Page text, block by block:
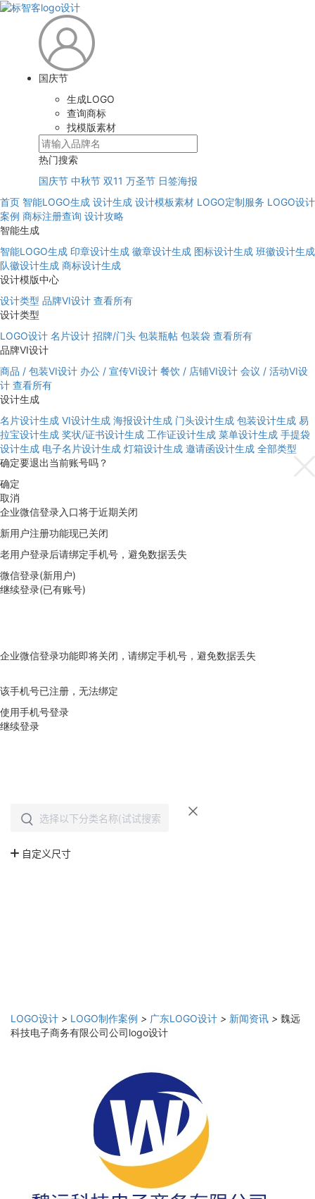
国庆节
生成LOGO
查询商标
找模版素材
热门搜索
国庆节 中秋节 双11 万圣节 日签海报
首页 智能LOGO生成 设计生成 设计模板素材 LOGO定制服务 LOGO设计
案例 商标注册查询 设计攻略
智能生成
智能LOGO生成 印章设计生成 徽章设计生成 图标设计生成 班徽设计生成
队徽设计生成 商标设计生成
设计模版中心
设计类型 品牌VI设计 查看所有
设计类型
LOGO设计 名片设计 招牌/门头 包装瓶帖 包装袋 查看所有
品牌VI设计
商品 / 包装VI设计 办公 / 宣传VI设计 餐饮 / 店铺VI设计 会议 / 活动VI设
计 查看所有
设计生成
名片设计生成 VI设计生成 海报设计生成 门头设计生成 包装设计生成 易
拉宝设计生成 奖状/证书设计生成 工作证设计生成 菜单设计生成 手提袋
设计生成 电子名片设计生成 灯箱设计生成 邀请函设计生成 全部类型
确定要退出当前账号吗？
确定
取消
企业微信登录入口将于近期关闭
新用户注册功能现已关闭
老用户登录后请绑定手机号，避免数据丢失
微信登录(新用户)
继续登录(已有账号)
企业微信登录功能即将关闭，请绑定手机号，避免数据丢失
该手机号已注册，无法绑定
使用手机号登录
继续登录
LOGO设计 > LOGO制作案例 > 广东LOGO设计 > 新闻资讯 > 魏远
科技电子商务有限公司公司logo设计